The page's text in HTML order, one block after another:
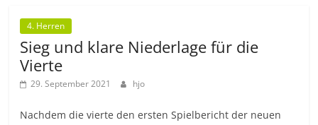
4. Herren
Sieg und klare Niederlage für die
Vierte
29. September 2021 hjo
Nachdem die vierte den ersten Spielbericht der neuen